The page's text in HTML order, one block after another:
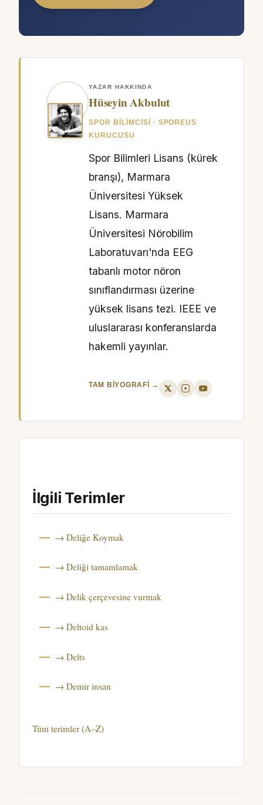
YAZAR HAKKINDA
Hüseyin Akbulut
SPOR BILIMCISI · SPOREUS
KURUCUSU
Spor Bilimleri Lisans (kürek
branşı), Marmara
Üniversitesi Yüksek
Lisans. Marmara
Üniversitesi Nörobilim
Laboratuvarı'nda EEG
tabanlı motor nöron
sınıflandırması üzerine
yüksek lisans tezi. IEEE ve
uluslararası konferanslarda
hakemli yayınlar.
TAM BIYOGRAFI →
İlgili Terimler
→ Deliğe Koymak
→ Deliği tamamlamak
→ Delik çerçevesine vurmak
→ Deltoid kas
→ Delts
→ Demir insan
Tüm terimler (A–Z)